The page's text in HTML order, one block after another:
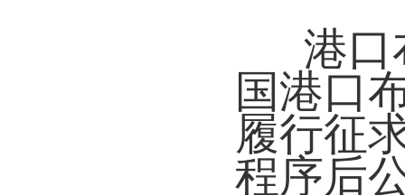
港口
国港口
履行征
程序后